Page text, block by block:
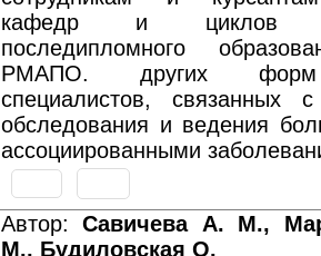
кафедр и циклов
последипломного
РМАПО. других форм
специалистов, связанных
обследования и ведения
ассоциированными
Автор:Савичева А. М.,
М., Будиловская О.